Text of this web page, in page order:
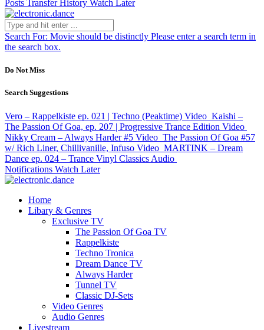
Posts Transfer History Watch Later
Search For: Movie should be distinctly Please enter a search term in
the search box.
Do Not Miss
Search Suggestions
Vero – Rappelkiste ep. 021 | Techno (Peaktime) Video Kaishi –
The Passion Of Goa, ep. 207 | Progressive Trance Edition Video
Nikky Cream – Always Harder #5 Video The Passion Of Goa #57
w/ Rich Liner, Chillivanille, Infuso Video MARTINK – Dream
Dance ep. 024 – Trance Vinyl Classics Audio
Notifications Watch Later
Home
Libary & Genres
Exclusive TV
The Passion Of Goa TV
Rappelkiste
Techno Tronica
Dream Dance TV
Always Harder
Tunnel TV
Classic DJ-Sets
Video Genres
Audio Genres
Livestream